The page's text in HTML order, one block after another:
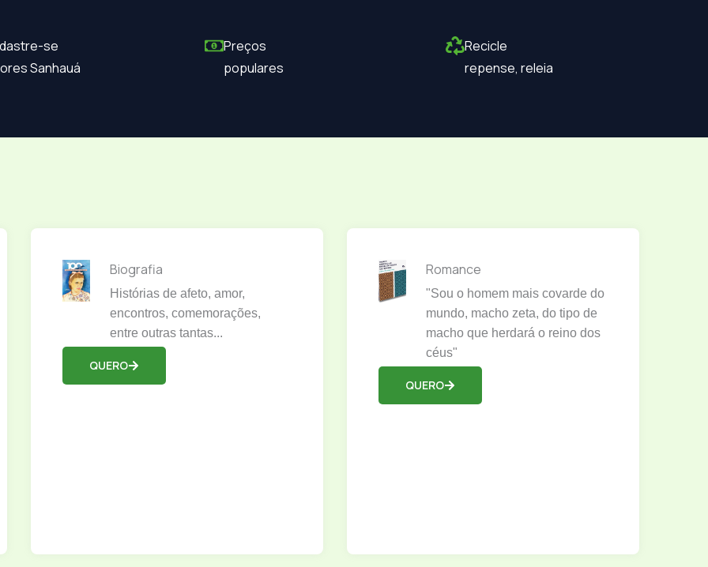
se
Sanhauá
Preços
populares
Recicle
repense, releia
Biografia
Histórias de afeto, amor,
encontros, comemorações,
entre outras tantas...
QUERO
Romance
"Sou o homem mais covarde do
mundo, macho zeta, do tipo de
macho que herdará o reino dos
céus"
QUERO